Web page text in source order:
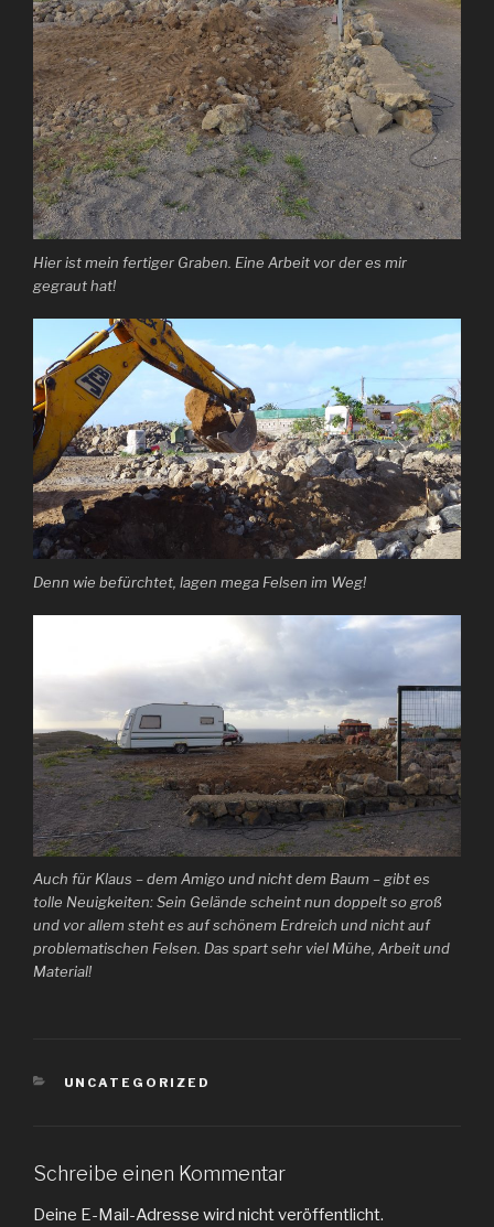
Hier ist mein fertiger Graben. Eine Arbeit vor der es mir
gegraut hat!
Denn wie befürchtet, lagen mega Felsen im Weg!
Auch für Klaus – dem Amigo und nicht dem Baum – gibt es
tolle Neuigkeiten: Sein Gelände scheint nun doppelt so groß
und vor allem steht es auf schönem Erdreich und nicht auf
problematischen Felsen. Das spart sehr viel Mühe, Arbeit und
Material!
KATEGORIEN
UNCATEGORIZED
Schreibe einen Kommentar
Deine E-Mail-Adresse wird nicht veröffentlicht.